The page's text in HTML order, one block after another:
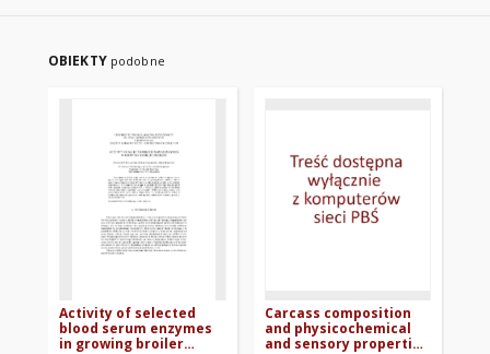
OBIEKTY podobne
Activity of selected
blood serum enzymes
in growing broiler
Carcass composition
and physicochemical
and sensory properties